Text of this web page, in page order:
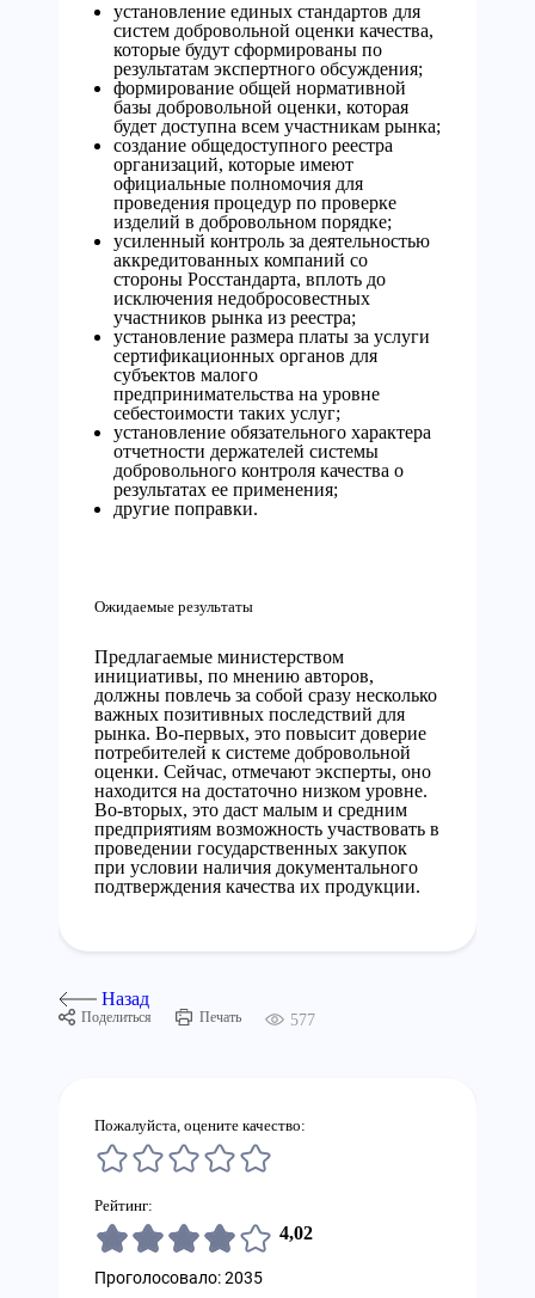
установление единых стандартов для
систем добровольной оценки качества,
которые будут сформированы по
результатам экспертного обсуждения;
формирование общей нормативной
базы добровольной оценки, которая
будет доступна всем участникам рынка;
создание общедоступного реестра
организаций, которые имеют
официальные полномочия для
проведения процедур по проверке
изделий в добровольном порядке;
усиленный контроль за деятельностью
аккредитованных компаний со
стороны Росстандарта, вплоть до
исключения недобросовестных
участников рынка из реестра;
установление размера платы за услуги
сертификационных органов для
субъектов малого
предпринимательства на уровне
себестоимости таких услуг;
установление обязательного характера
отчетности держателей системы
добровольного контроля качества о
результатах ее применения;
другие поправки.
Ожидаемые результаты
Предлагаемые министерством
инициативы, по мнению авторов,
должны повлечь за собой сразу несколько
важных позитивных последствий для
рынка. Во-первых, это повысит доверие
потребителей к системе добровольной
оценки. Сейчас, отмечают эксперты, оно
находится на достаточно низком уровне.
Во-вторых, это даст малым и средним
предприятиям возможность участвовать в
проведении государственных закупок
при условии наличия документального
подтверждения качества их продукции.
Назад
Поделиться Печать 577
Пожалуйста, оцените качество:
Рейтинг:
4,02
Проголосовало: 2035